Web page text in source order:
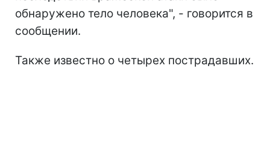
обнаружено тело человека", - говорится в
сообщении.
Также известно о четырех пострадавших.